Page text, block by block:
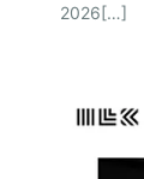
2026[…]